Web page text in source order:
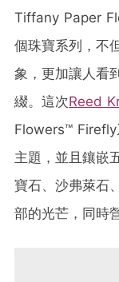
Tiffany Paper
個珠寶系列，不
象，更加讓人看
綴。這次Reed
Flowers™ Firefly
主題，並且鑲嵌
寶石、沙弗萊石
部的光芒，同時